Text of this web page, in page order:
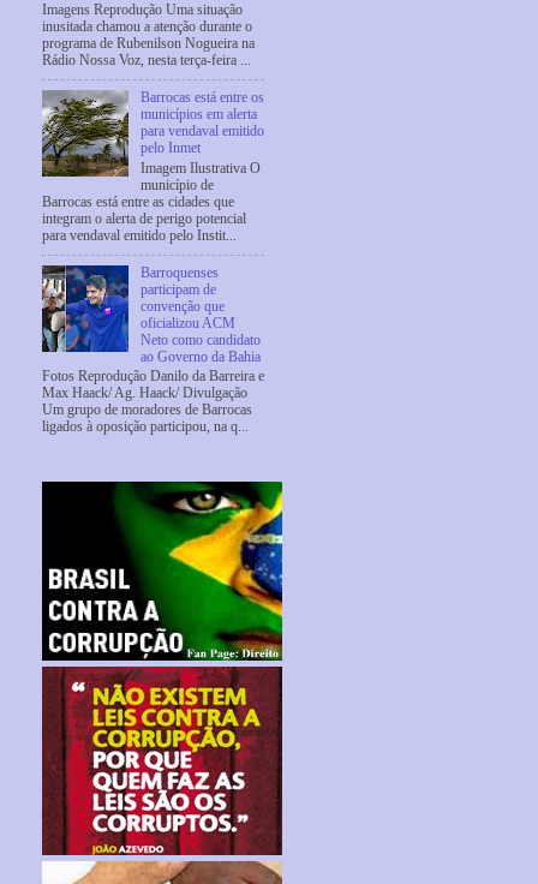
Imagens Reprodução Uma situação
inusitada chamou a atenção durante o
programa de Rubenilson Nogueira na
Rádio Nossa Voz, nesta terça-feira ...
Barrocas está entre os
municípios em alerta
para vendaval emitido
pelo Inmet
Imagem Ilustrativa O
município de
Barrocas está entre as cidades que
integram o alerta de perigo potencial
para vendaval emitido pelo Instit...
Barroquenses
participam de
convenção que
oficializou ACM
Neto como candidato
ao Governo da Bahia
Fotos Reprodução Danilo da Barreira e
Max Haack/ Ag. Haack/ Divulgação
Um grupo de moradores de Barrocas
ligados à oposição participou, na q...